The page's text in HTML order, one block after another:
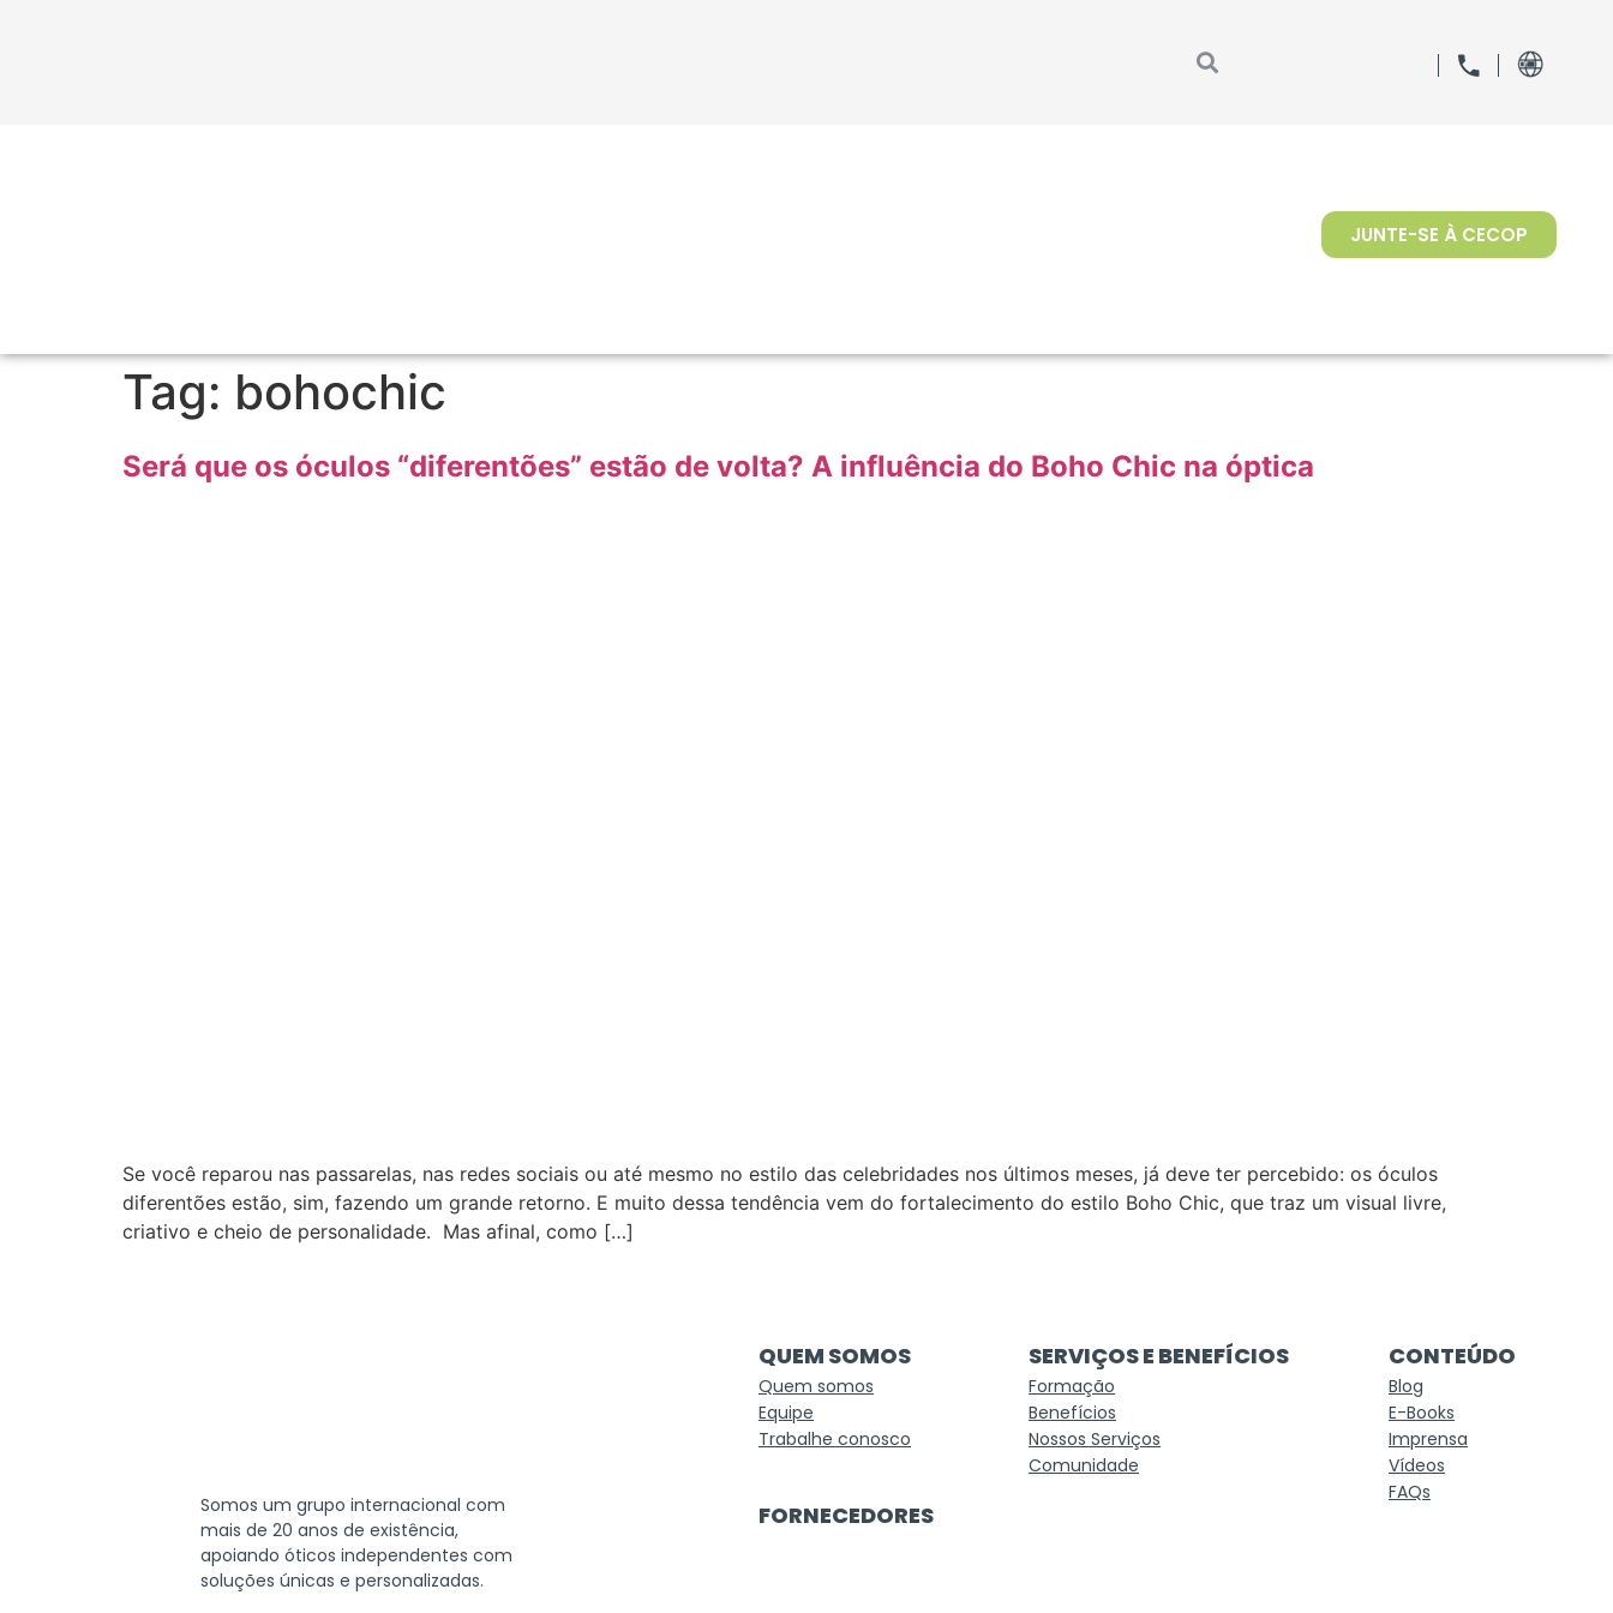
JUNTE-SE À CECOP
Tag: bohochic
Será que os óculos “diferentões” estão de volta? A influência do Boho Chic na óptica
Se você reparou nas passarelas, nas redes sociais ou até mesmo no estilo das celebridades nos últimos meses, já deve ter percebido: os óculos
diferentões estão, sim, fazendo um grande retorno. E muito dessa tendência vem do fortalecimento do estilo Boho Chic, que traz um visual livre,
criativo e cheio de personalidade. Mas afinal, como […]
Somos um grupo internacional com
mais de 20 anos de existência,
apoiando óticos independentes com
soluções únicas e personalizadas.
QUEM SOMOS
Quem somos
Equipe
Trabalhe conosco
FORNECEDORES
SERVIÇOS E BENEFÍCIOS
Formação
Benefícios
Nossos Serviços
Comunidade
CONTEÚDO
Blog
E-Books
Imprensa
Vídeos
FAQs